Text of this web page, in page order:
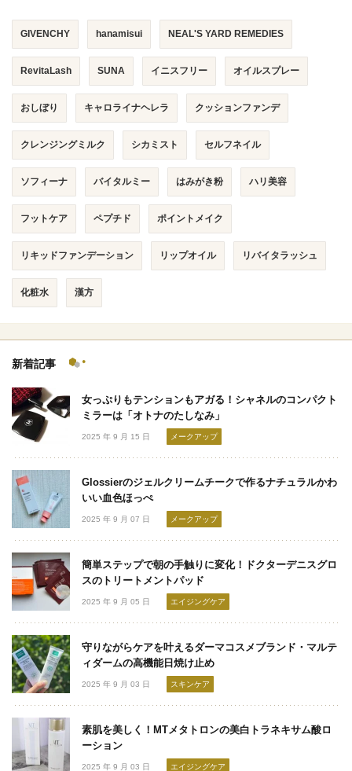
GIVENCHY hanamisui NEAL'S YARD REMEDIES
RevitaLash SUNA イニスフリー オイルスプレー
おしぼり キャロライナヘレラ クッションファンデ
クレンジングミルク シカミスト セルフネイル
ソフィーナ バイタルミー はみがき粉 ハリ美容
フットケア ペプチド ポイントメイク
リキッドファンデーション リップオイル リバイタラッシュ
化粧水 漢方
新着記事
女っぷりもテンションもアガる！シャネルのコンパクト
ミラーは「オトナのたしなみ」
2025 年 9 月 15 日 メークアップ
Glossierのジェルクリームチークで作るナチュラルかわ
いい血色ほっぺ
2025 年 9 月 07 日 メークアップ
簡単ステップで朝の手触りに変化！ドクターデニスグロ
スのトリートメントパッド
2025 年 9 月 05 日 エイジングケア
守りながらケアを叶えるダーマコスメブランド・マルテ
ィダームの高機能日焼け止め
2025 年 9 月 03 日 スキンケア
素肌を美しく！MTメタトロンの美白トラネキサム酸ロ
ーション
2025 年 9 月 03 日 エイジングケア